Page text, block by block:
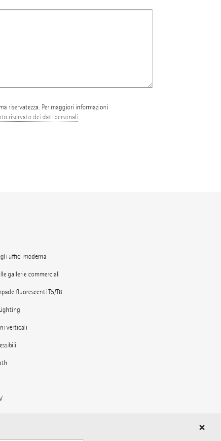
riservatezza. Per maggiori informazioni
riservato dei dati personali.
uffici moderna
gallerie commerciali
fluorescenti T5/T8
verticali